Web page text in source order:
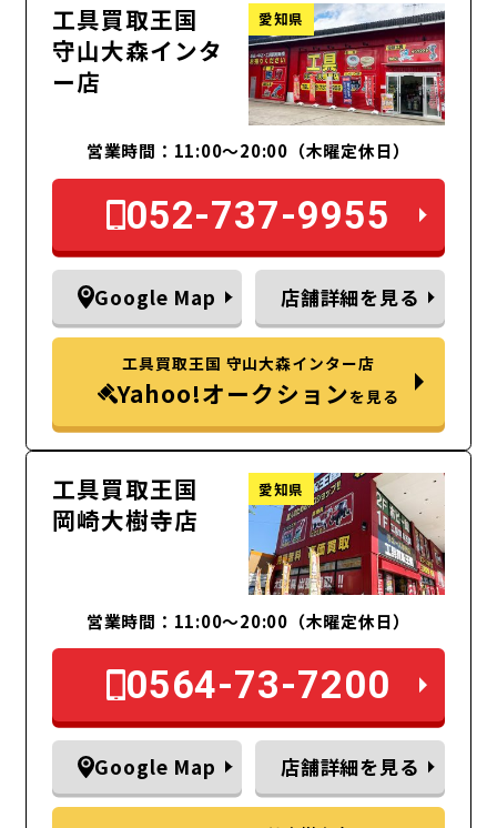
工具買取王国
守山大森インタ
ー店
愛知県
営業時間：11:00～20:00（木曜定休日）
052-737-9955
Google Map 店舗詳細を見る
工具買取王国 守山大森インター店
Yahoo!オークションを見る
工具買取王国
岡崎大樹寺店
愛知県
営業時間：11:00～20:00（木曜定休日）
0564-73-7200
Google Map 店舗詳細を見る